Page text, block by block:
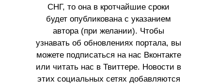
СНГ, то она в кротчайшие сроки
будет опубликована с указанием
автора (при желании). Чтобы
узнавать об обновлениях портала, вы
можете подписаться на нас Вконтакте
или читать нас в Твиттере. Новости в
этих социальных сетях добавляются